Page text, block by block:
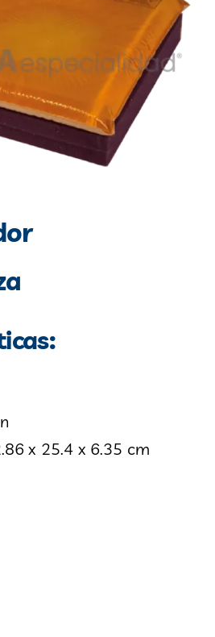
Contacto
x 25.4 x 6.35 cm